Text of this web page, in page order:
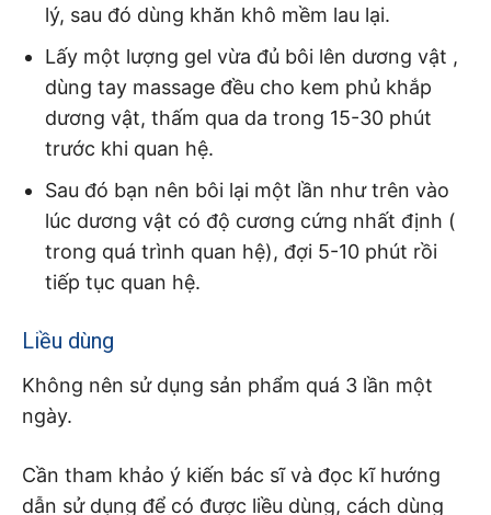
lý, sau đó dùng khăn khô mềm lau lại.
Lấy một lượng gel vừa đủ bôi lên dương vật ,
dùng tay massage đều cho kem phủ khắp
dương vật, thấm qua da trong 15-30 phút
trước khi quan hệ.
Sau đó bạn nên bôi lại một lần như trên vào
lúc dương vật có độ cương cứng nhất định (
trong quá trình quan hệ), đợi 5-10 phút rồi
tiếp tục quan hệ.
Liều dùng
Không nên sử dụng sản phẩm quá 3 lần một
ngày.
Cần tham khảo ý kiến bác sĩ và đọc kĩ hướng
dẫn sử dụng để có được liều dùng, cách dùng